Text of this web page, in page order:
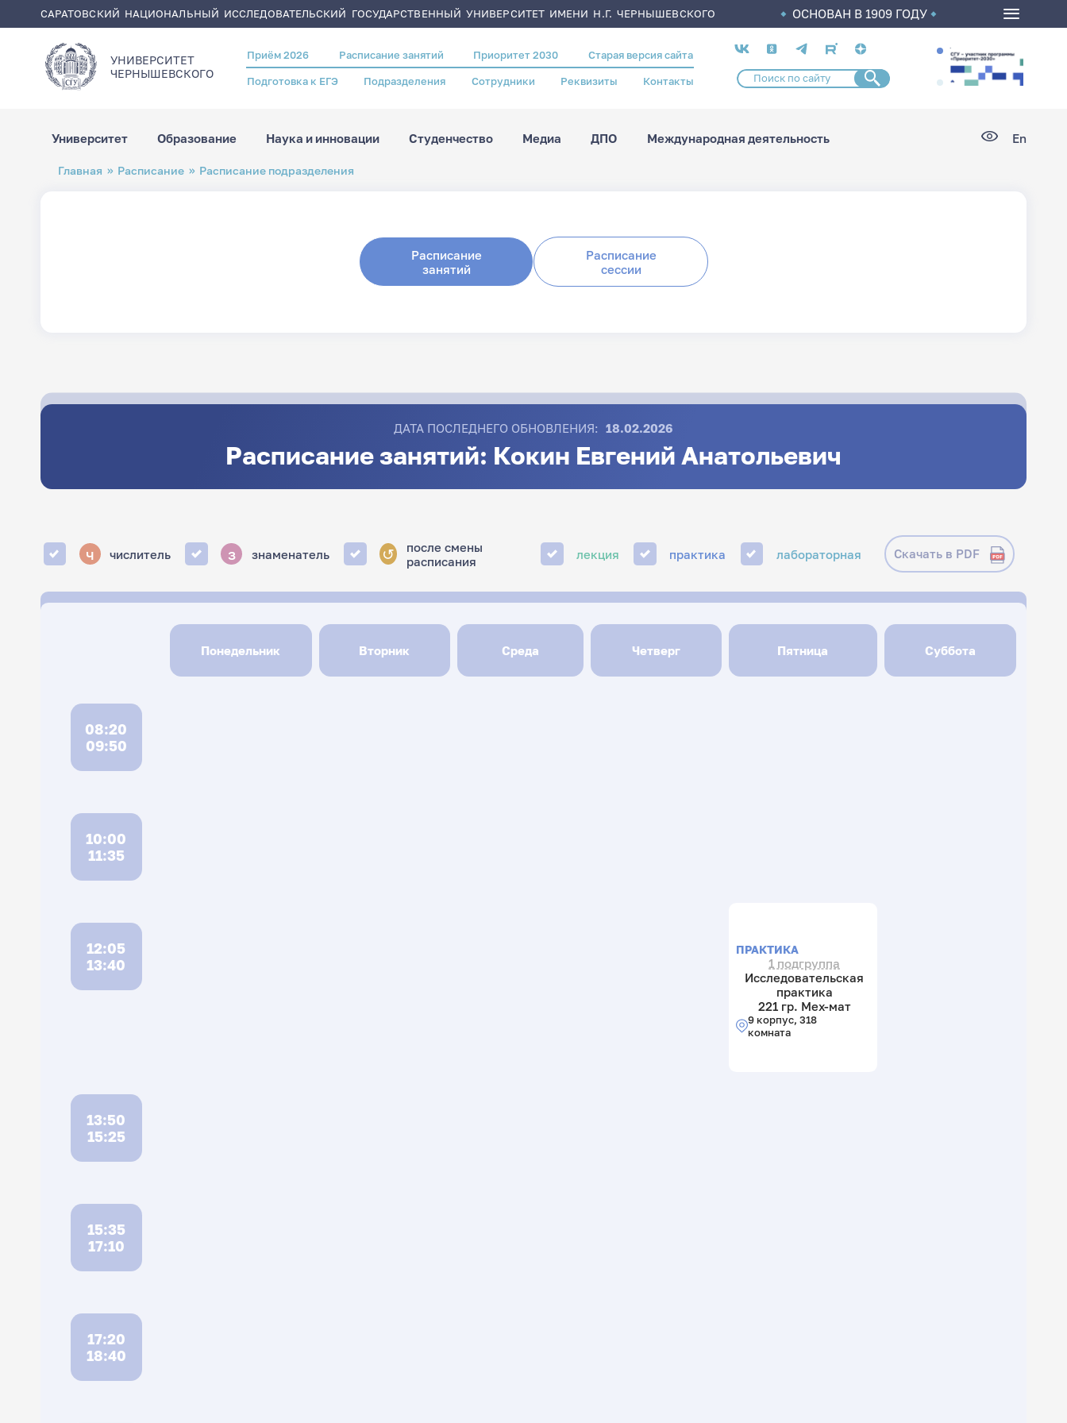
САРАТОВСКИЙ НАЦИОНАЛЬНЫЙ ИССЛЕДОВАТЕЛЬСКИЙ ГОСУДАРСТВЕННЫЙ УНИВЕРСИТЕТ ИМЕНИ Н.Г. ЧЕРНЫШЕВСКОГО ОСНОВАН В 1909 ГОДУ
УНИВЕРСИТЕТ
ЧЕРНЫШЕВСКОГO
Header
menu
Приём 2026 Расписание занятий Приоритет 2030 Старая версия сайта
Подготовка к ЕГЭ Подразделения Сотрудники Реквизиты Контакты
Социальные
сети
Университет Образование Наука и инновации Студенчество Медиа ДПО Международная деятельность En
Строка
навигации
Главная Расписание Расписание подразделения
Расписание
занятий
Расписание
сессии
ДАТА ПОСЛЕДНЕГО ОБНОВЛЕНИЯ: 18.02.2026
Расписание занятий: Кокин Евгений Анатольевич
ч числитель з знаменатель ↺
после смены
расписания
лекция практика лабораторная Скачать в PDF
Понедельник Вторник Среда Четверг Пятница Суббота
08:20
09:50
10:00
11:35
12:05
13:40
ПРАКТИКА
1 подгруппа
Исследовательская
практика
221 гр. Мех-мат
9 корпус, 318
комната
13:50
15:25
15:35
17:10
17:20
18:40